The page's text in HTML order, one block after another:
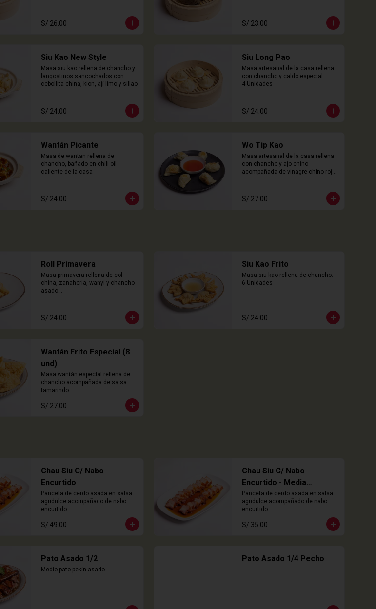
S/ 26.00 S/ 23.00
Siu Kao New Style
Masa siu kao rellena de chancho y
langostinos sancochados con
cebollita china, kion, ají limo y sillao
S/ 24.00
Siu Long Pao
Masa artesanal de la casa rellena
con chancho y caldo especial.
4 Unidades
S/ 24.00
Wantán Picante
Masa de wantan rellena de
chancho, bañado en chili oil
caliente de la casa
S/ 24.00
Wo Tip Kao
Masa artesanal de la casa rellena
con chancho y ajo chino
acompañada de vinagre chino rojo.
S/ 27.00
Roll Primavera
Masa primavera rellena de col
china, zanahoria, wanyi y chancho
asado
S/ 24.00
Siu Kao Frito
Masa siu kao rellena de chancho.
6 Unidades
S/ 24.00
Wantán Frito Especial (8
und)
Masa wantán especial rellena de
chancho acompañada de salsa
tamarindo.
S/ 27.00
Chau Siu C/ Nabo
Encurtido
Panceta de cerdo asada en salsa
agridulce acompañado de nabo
encurtido
S/ 49.00
Chau Siu C/ Nabo
Encurtido - Media
Porción
Panceta de cerdo asada en salsa
agridulce acompañado de nabo
encurtido
S/ 35.00
Pato Asado 1/2
Medio pato pekín asado
Pato Asado 1/4 Pecho